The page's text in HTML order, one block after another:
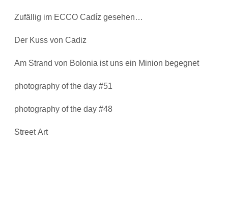
Zufällig im ECCO Cadíz gesehen…
Der Kuss von Cadiz
Am Strand von Bolonia ist uns ein Minion begegnet
photography of the day #51
photography of the day #48
Street Art